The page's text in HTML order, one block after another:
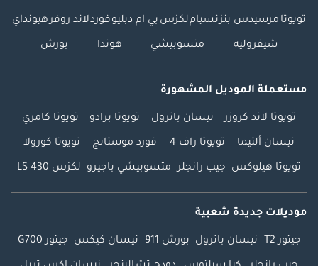
تويوتا مرسيدس بنزنسياملكزس بي ام دبليوفوردلاند روفرهيونداي
شيفروليه متسوبيشي هوندا بورش
مستعملة الموديل المشهورة
تويوتا لاند كروزر نيسان باترول تويوتا برادو تويوتا كامري
نيسان ألتيما تويوتا راف 4 فورد موستانج تويوتا كورولا
تويوتا هيلوكس جيب رانجلر متسوبيشي باجيرو لكزس LS 430
موديلات جديدة شعبية
جيتور T2 نيسان باترول بورش 911 نيسان كيكس جيتور G700